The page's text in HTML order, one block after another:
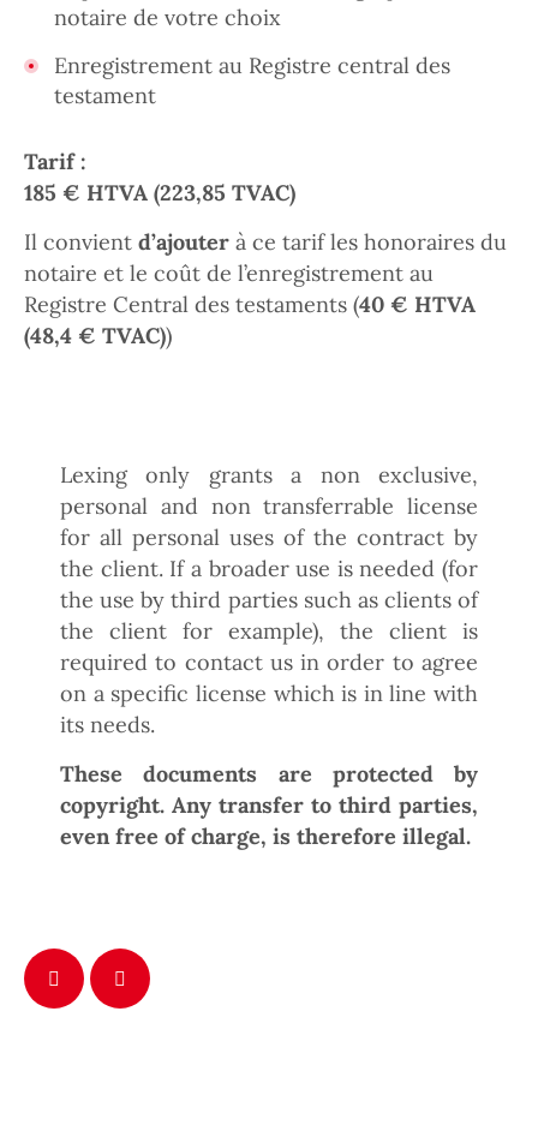
notaire de votre choix
Enregistrement au Registre central des
testament
Tarif :
185 € HTVA (223,85 TVAC)
Il convient d’ajouter à ce tarif les honoraires du
notaire et le coût de l’enregistrement au
Registre Central des testaments (40 € HTVA
(48,4 € TVAC))
Lexing only grants a non exclusive,
personal and non transferrable license
for all personal uses of the contract by
the client. If a broader use is needed (for
the use by third parties such as clients of
the client for example), the client is
required to contact us in order to agree
on a specific license which is in line with
its needs.
These documents are protected by
copyright. Any transfer to third parties,
even free of charge, is therefore illegal.